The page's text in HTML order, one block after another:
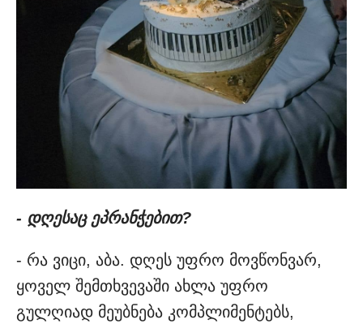
- დღესაც ეპრანჭებით?
- რა ვიცი, აბა. დღეს უფრო მოვწონვარ,
ყოველ შემთხვევაში ახლა უფრო
გულღიად მეუბნება კომპლიმენტებს,